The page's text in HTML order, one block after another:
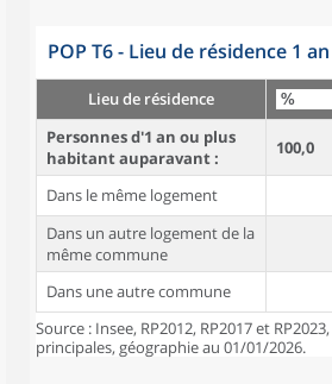
POP T6 - Lieu de résidence 1
Lieu de résidence
Personnes d'1 an ou plus
habitant auparavant :
100,0
Dans le même logement
Dans un autre logement de la
même commune
Dans une autre commune
Source : Insee, RP2012, RP2017 et
principales, géographie au 01/01/2026.